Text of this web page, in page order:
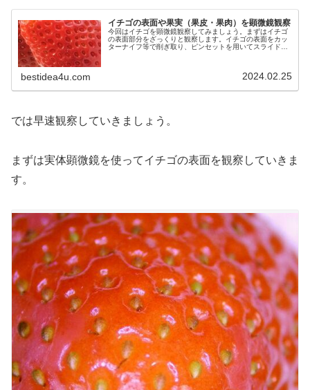
イチゴの表面や果実（果皮・果肉）を顕微鏡観察
今回はイチゴを顕微鏡観察してみましょう。まずはイチゴ
の表面部分をざっくりと観察します。イチゴの表面をカッ
ターナイフ等で削ぎ取り、ピンセットを用いてスライドガ
bestidea4u.com 2024.02.25
では早速観察していきましょう。
まずは実体顕微鏡を使ってイチゴの表面を観察していきま
す。